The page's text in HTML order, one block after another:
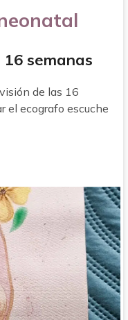
semanas
de las 16
el ecografo escuche